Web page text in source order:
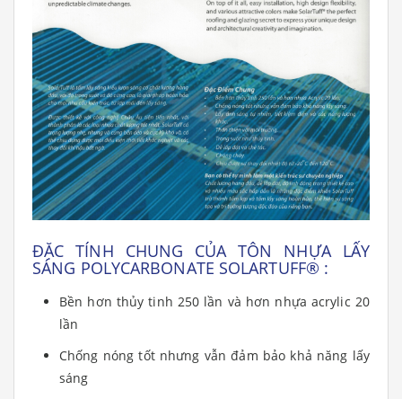
ĐẶC TÍNH CHUNG CỦA TÔN NHỰA LẤY
SÁNG POLYCARBONATE SOLARTUFF® :
Bền hơn thủy tinh 250 lần và hơn nhựa acrylic 20
lần
Chống nóng tốt nhưng vẫn đảm bảo khả năng lấy
sáng